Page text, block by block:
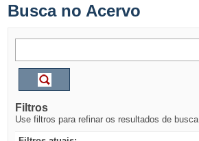
Busca no Acervo
Filtros
Use filtros para refinar os resultados de busca.